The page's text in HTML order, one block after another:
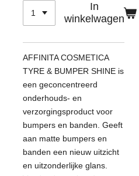
In
winkelwagen
AFFINITA COSMETICA
TYRE & BUMPER SHINE is
een geconcentreerd
onderhouds- en
verzorgingsproduct voor
bumpers en banden. Geeft
aan matte bumpers en
banden een nieuw uitzicht
en uitzonderlijke glans.